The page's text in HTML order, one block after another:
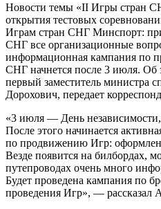
Новости темы «II Игры
открытия тестовых
Играм стран СНГ Минспорт:
СНГ все организационные
информационная кампания по
СНГ начнется после 3 июля. Об
первый заместитель министра
Дорохович, передает
«3 июля — День
После этого начинается
по продвижению Игр:
Везде появится на билбордах,
путепроводах очень много
Будет проведена кампания по
проведения Игр», — рассказал